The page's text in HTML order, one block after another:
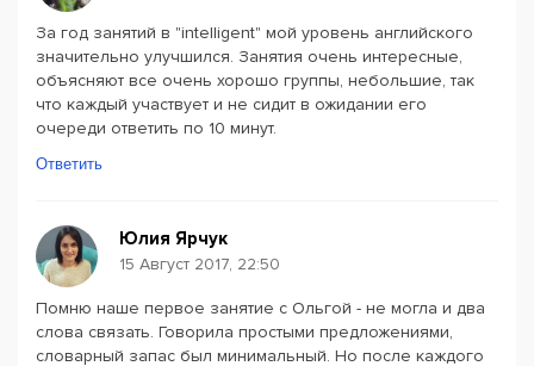
За год занятий в "intelligent" мой уровень английского
значительно улучшился. Занятия очень интересные,
объясняют все очень хорошо группы, небольшие, так
что каждый участвует и не сидит в ожидании его
очереди ответить по 10 минут.
Ответить
Юлия Ярчук
15 Август 2017, 22:50
Помню наше первое занятие с Ольгой - не могла и два
слова связать. Говорила простыми предложениями,
словарный запас был минимальный. Но после каждого